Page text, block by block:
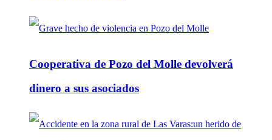
Cooperativa de Pozo del Molle devolverá
dinero a sus asociados